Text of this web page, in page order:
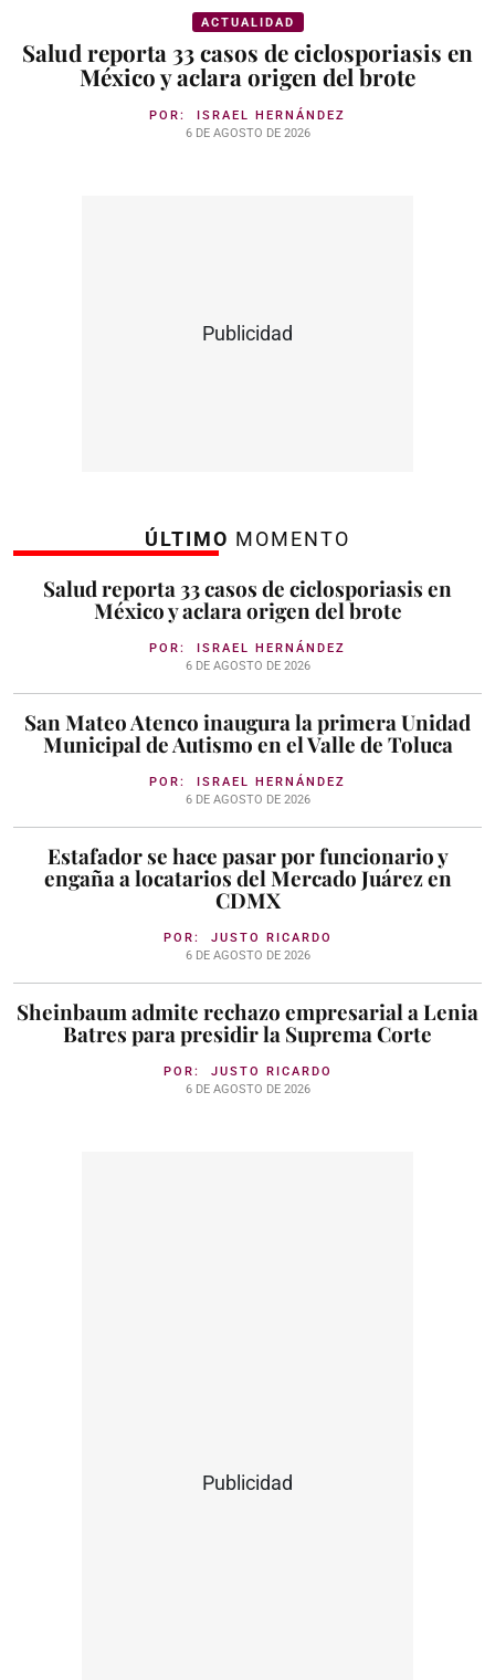
ACTUALIDAD
Salud reporta 33 casos de ciclosporiasis en
México y aclara origen del brote
POR: ISRAEL HERNÁNDEZ
6 DE AGOSTO DE 2026
Publicidad
ÚLTIMO MOMENTO
Salud reporta 33 casos de ciclosporiasis en
México y aclara origen del brote
POR: ISRAEL HERNÁNDEZ
6 DE AGOSTO DE 2026
San Mateo Atenco inaugura la primera Unidad
Municipal de Autismo en el Valle de Toluca
POR: ISRAEL HERNÁNDEZ
6 DE AGOSTO DE 2026
Estafador se hace pasar por funcionario y
engaña a locatarios del Mercado Juárez en
CDMX
POR: JUSTO RICARDO
6 DE AGOSTO DE 2026
Sheinbaum admite rechazo empresarial a Lenia
Batres para presidir la Suprema Corte
POR: JUSTO RICARDO
6 DE AGOSTO DE 2026
Publicidad